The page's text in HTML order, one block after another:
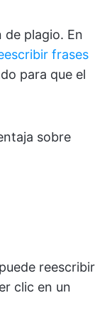
plagio. En
frases
para que el
sobre
reescribir
clic en un